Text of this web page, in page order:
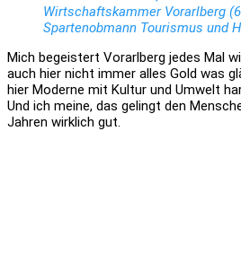
Wirtschaftskammer Vorarlberg
Spartenobmann Tourismus und
Mich begeistert Vorarlberg jedes Mal
auch hier nicht immer alles Gold was
hier Moderne mit Kultur und Umwelt
Und ich meine, das gelingt den
Jahren wirklich gut.